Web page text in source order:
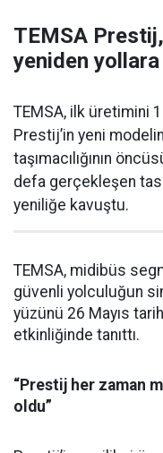
TEMSA
yeniden yollara
TEMSA, ilk üretimini
Prestij’in yeni
taşımacılığının
defa gerçekleşen
yeniliğe kavuştu.
TEMSA, midibüs
güvenli yolculuğun
yüzünü 26 Mayıs
etkinliğinde tanıttı.
“Prestij her zaman
oldu”